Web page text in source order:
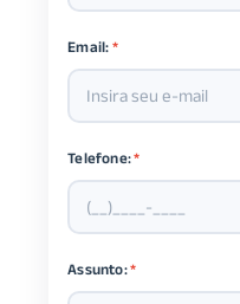
Email:*
Telefone:*
Assunto:*